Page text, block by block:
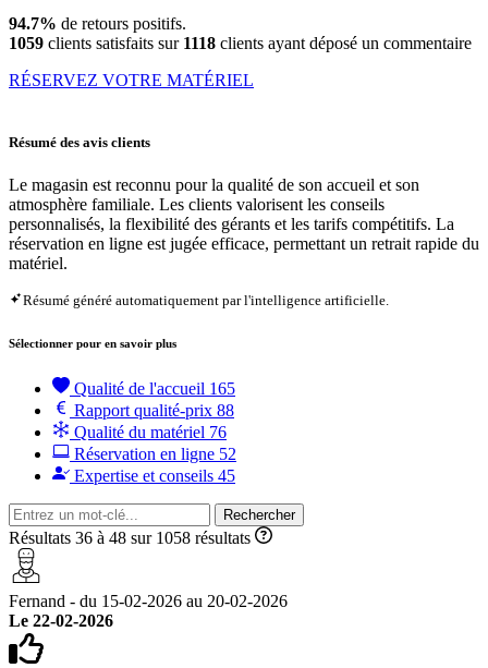
94.7% de retours positifs.
1059 clients satisfaits sur 1118 clients ayant déposé un commentaire
RÉSERVEZ VOTRE MATÉRIEL
Résumé des avis clients
Le magasin est reconnu pour la qualité de son accueil et son
atmosphère familiale. Les clients valorisent les conseils
personnalisés, la flexibilité des gérants et les tarifs compétitifs. La
réservation en ligne est jugée efficace, permettant un retrait rapide du
matériel.
Résumé généré automatiquement par l'intelligence artificielle.
Sélectionner pour en savoir plus
Qualité de l'accueil 165
Rapport qualité-prix 88
Qualité du matériel 76
Réservation en ligne 52
Expertise et conseils 45
Rechercher
Résultats 36 à 48 sur 1058 résultats
Fernand - du 15-02-2026 au 20-02-2026
Le 22-02-2026